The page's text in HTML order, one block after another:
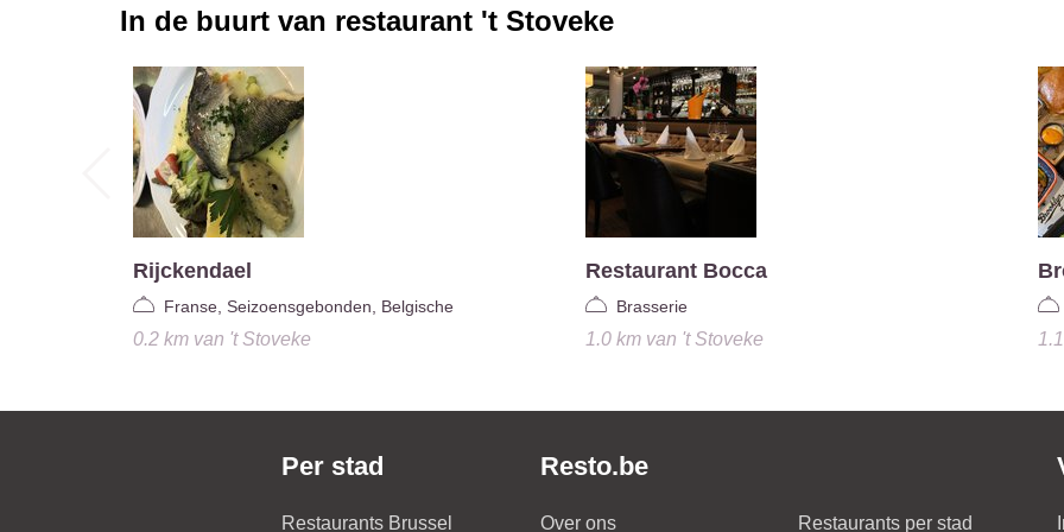
In de buurt van restaurant 't Stoveke
Rijckendael
Franse, Seizoensgebonden, Belgische
0.2 kmvan 't Stoveke
Restaurant Bocca
Brasserie
1.0 kmvan 't Stoveke
Per stad
Restaurants Brussel
Resto.be
Over ons Restaurants per stad